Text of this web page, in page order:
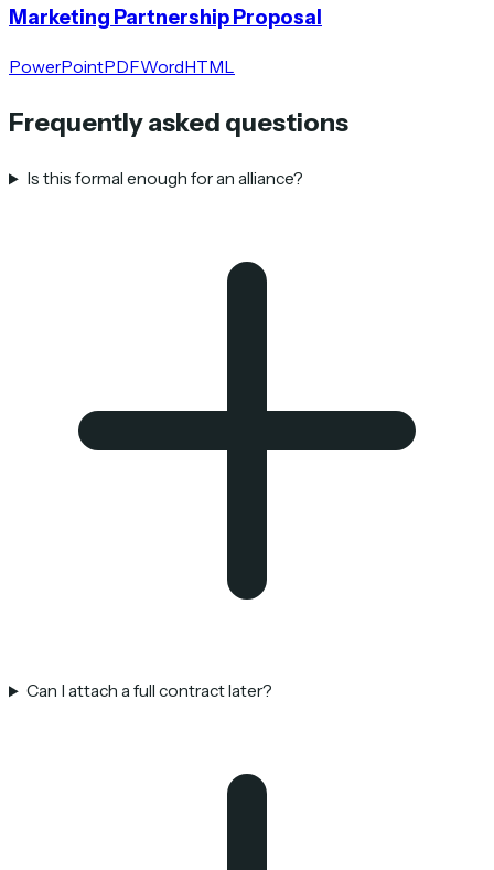
Marketing Partnership Proposal
PowerPointPDFWordHTML
Frequently asked questions
Is this formal enough for an alliance?
Can I attach a full contract later?